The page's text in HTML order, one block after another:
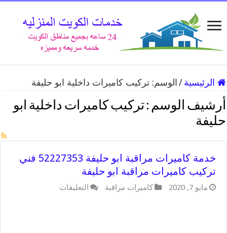
الرئيسية / الوسم:تركيب كاميرات داخلية ابو حليفة
أرشيف الوسم :تركيب كاميرات داخلية ابو
حليفة
خدمة كاميرات مراقبة ابو حليفة 52227353 فني
تركيب كاميرات مراقبة ابو حليفة
مايو 7, 2020 كاميرات مراقبة التعليقات